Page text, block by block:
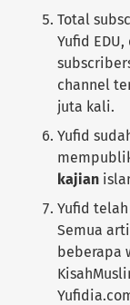
Total
Yufid
channel
juta kali.
Yufid
kajian
Yufid
Semua
beberapa